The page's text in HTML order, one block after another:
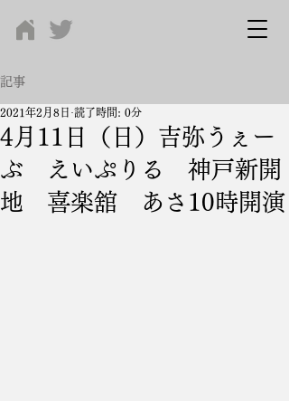
記事
4月11日（日）吉弥うぇー
ぶ えいぷりる 神戸新開
地 喜楽舘 あさ10時開演
2021年2月8日 読了時間: 0分